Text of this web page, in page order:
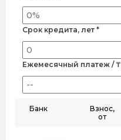
Срок кредита, лет *
Ежемесячный платеж / ₸
Банк
Взнос,
от